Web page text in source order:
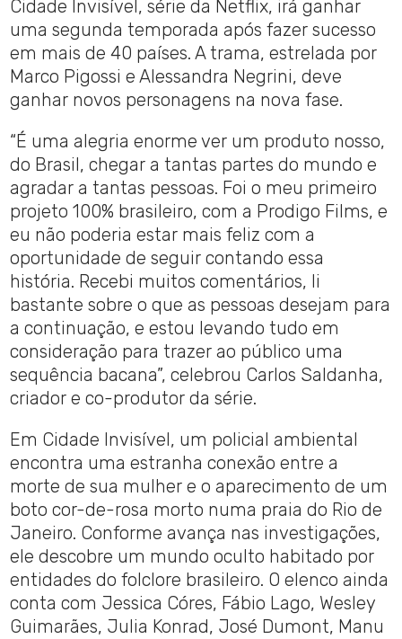
Cidade Invisível, série da Netflix, irá ganhar
uma segunda temporada após fazer sucesso
em mais de 40 países. A trama, estrelada por
Marco Pigossi e Alessandra Negrini, deve
ganhar novos personagens na nova fase.
“É uma alegria enorme ver um produto nosso,
do Brasil, chegar a tantas partes do mundo e
agradar a tantas pessoas. Foi o meu primeiro
projeto 100% brasileiro, com a Prodigo Films, e
eu não poderia estar mais feliz com a
oportunidade de seguir contando essa
história. Recebi muitos comentários, li
bastante sobre o que as pessoas desejam para
a continuação, e estou levando tudo em
consideração para trazer ao público uma
sequência bacana”, celebrou Carlos Saldanha,
criador e co-produtor da série.
Em Cidade Invisível, um policial ambiental
encontra uma estranha conexão entre a
morte de sua mulher e o aparecimento de um
boto cor-de-rosa morto numa praia do Rio de
Janeiro. Conforme avança nas investigações,
ele descobre um mundo oculto habitado por
entidades do folclore brasileiro. O elenco ainda
conta com Jessica Córes, Fábio Lago, Wesley
Guimarães, Julia Konrad, José Dumont, Manu